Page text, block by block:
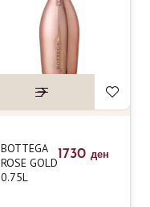
BOTTEGA
ROSE GOLD
0.75L
1730 ден